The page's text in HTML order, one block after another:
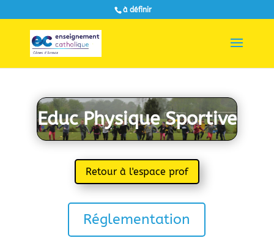
à définir
Educ Physique Sportive
Retour à l'espace prof
Réglementation